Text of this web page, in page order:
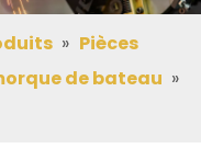
» Pièces
de bateau »